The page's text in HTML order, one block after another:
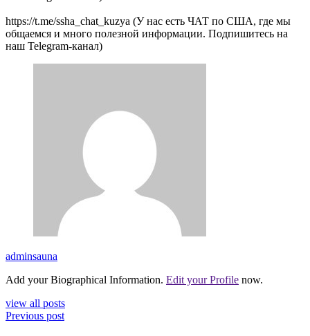
https://t.me/ssha_chat_kuzya (У нас есть ЧАТ по США, где мы
общаемся и много полезной информации. Подпишитесь на
наш Telegram-канал)
adminsauna
Add your Biographical Information. Edit your Profile now.
view all posts
Previous post